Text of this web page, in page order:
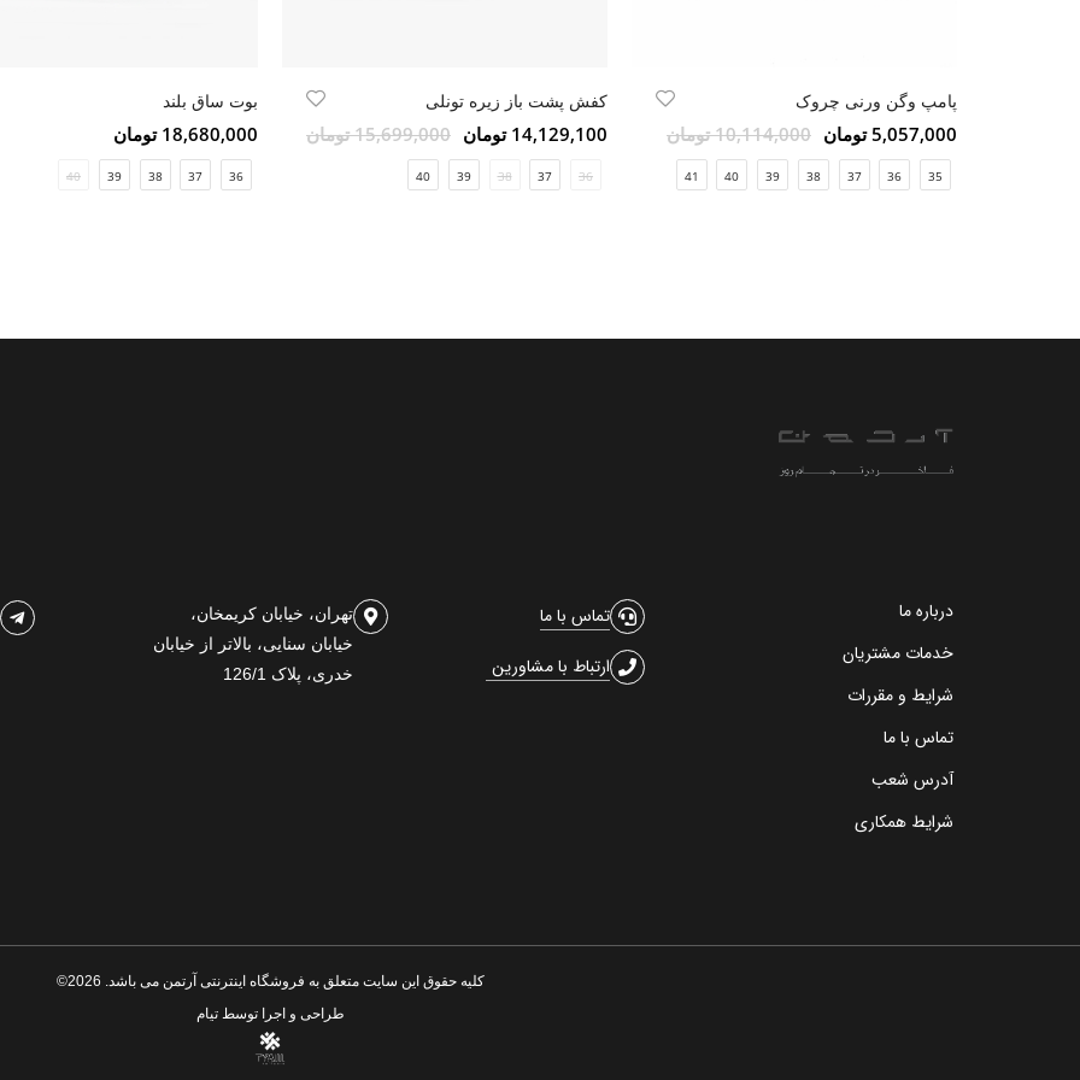
پامپ وگن ورنی چروک
5,057,000 تومان 10,114,000 تومان
35
36
37
38
39
40
41
کفش پشت باز زیره تونلی
14,129,100 تومان 15,699,000 تومان
36
37
38
39
40
بوت ساق بلند
18,680,000 تومان
36
37
38
39
40
درباره ما
خدمات مشتریان
شرایط و مقررات
تماس با ما
آدرس شعب
شرایط همکاری
تماس با ما
ارتباط با مشاورین
تهران، خیابان کریمخان،
خیابان سنایی، بالاتر از خیابان
خدری، پلاک 126/1
کلیه حقوق این سایت متعلق به فروشگاه اینترنتی آرتمن می باشد. 2026©
طراحی و اجرا توسطتیام